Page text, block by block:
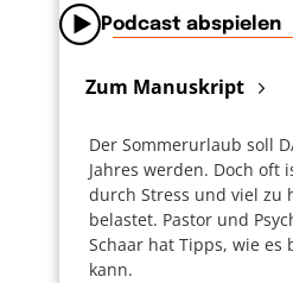
Podcast abspielen
Zum Manuskript
Der Sommerurlaub soll
Jahres werden. Doch oft
durch Stress und viel zu
belastet. Pastor und
Schaar hat Tipps, wie es
kann.